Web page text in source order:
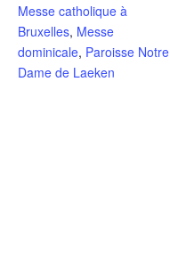
Messe catholique à
Bruxelles, Messe
dominicale, Paroisse Notre
Dame de Laeken